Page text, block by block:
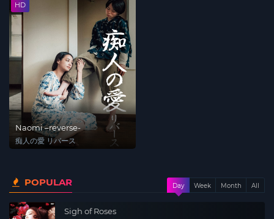
HD
Naomi –reverse-
痴人の愛 リバース
POPULAR Day Week Month All
Sigh of Roses